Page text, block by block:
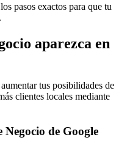
pasos exactos para que tu
aparezca en
tus posibilidades de
clientes locales mediante
de Google